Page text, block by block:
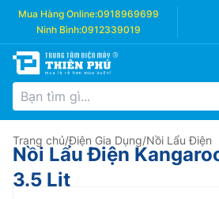
Mua Hàng Online:0918969699
Ninh Bình:0912339019
Trang chủ/Điện Gia Dụng/Nồi Lẩu Điện
Nồi Lẩu Điện
3.5 Lit